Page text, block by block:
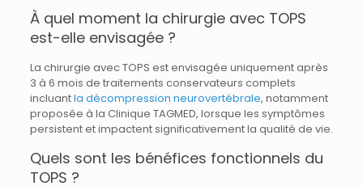
À quel moment la chirurgie avec TOPS
est-elle envisagée ?
La chirurgie avec TOPS est envisagée uniquement après
3 à 6 mois de traitements conservateurs complets
incluantla décompression neurovertébrale, notamment
proposée à la Clinique TAGMED, lorsque les symptômes
persistent et impactent significativement la qualité de vie.
Quels sont les bénéfices fonctionnels du
TOPS ?